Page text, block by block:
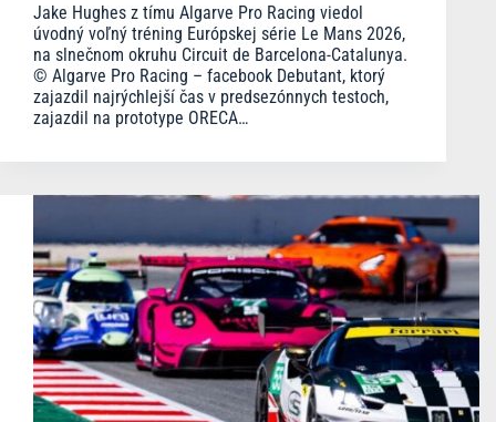
Jake Hughes z tímu Algarve Pro Racing viedol
úvodný voľný tréning Európskej série Le Mans 2026,
na slnečnom okruhu Circuit de Barcelona-Catalunya.
© Algarve Pro Racing – facebook Debutant, ktorý
zajazdil najrýchlejší čas v predsezónnych testoch,
zajazdil na prototype ORECA…